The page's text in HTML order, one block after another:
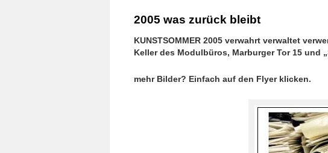
2005 was zurück bleibt
KUNSTSOMMER 2005 verwahrt verwaltet
Keller des Modulbüros, Marburger Tor 15 und
mehr Bilder? Einfach auf den Flyer klicken.